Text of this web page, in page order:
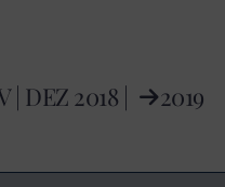
| DEZ 2018 | 2019